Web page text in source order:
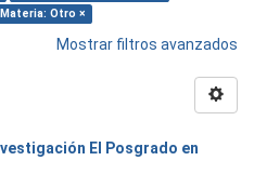
Materia: Otro ×
Mostrar filtros avanzados
El Posgrado en